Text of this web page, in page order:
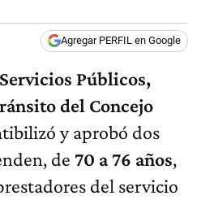
Agregar PERFIL en Google
Servicios Públicos,
del Concejo
y aprobó dos
de 70 a 76 años,
del servicio